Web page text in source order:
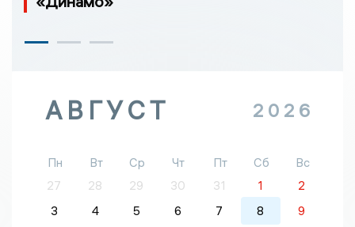
АВГУСТ 2026
Пн Вт Ср Чт Пт Сб
Вс
27
28 29 30 31 1
2
3
4 5 6 7 8
9